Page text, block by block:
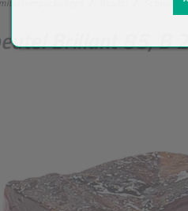
Brillant 85, B